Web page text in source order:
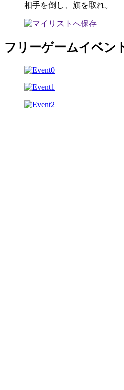
相手を倒し、旗を取れ。
フリーゲームイベン